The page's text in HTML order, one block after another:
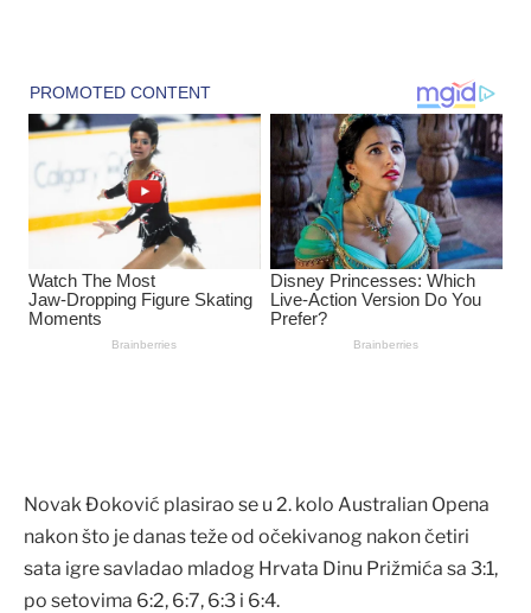
Novak Đoković plasirao se u 2. kolo Australian Opena
nakon što je danas teže od očekivanog nakon četiri
sata igre savladao mladog Hrvata Dinu Prižmića sa 3:1,
po setovima 6:2, 6:7, 6:3 i 6:4.